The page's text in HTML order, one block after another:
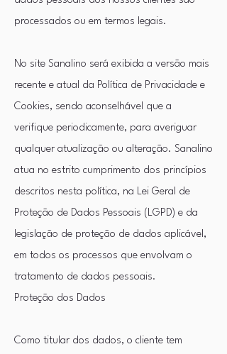
processados ou em termos legais.
No site Sanalino será exibida a versão mais
recente e atual da Política de Privacidade e
Cookies, sendo aconselhável que a
verifique periodicamente, para averiguar
qualquer atualização ou alteração. Sanalino
atua no estrito cumprimento dos princípios
descritos nesta política, na Lei Geral de
Proteção de Dados Pessoais (LGPD) e da
legislação de proteção de dados aplicável,
em todos os processos que envolvam o
tratamento de dados pessoais.
Proteção dos Dados
Como titular dos dados, o cliente tem